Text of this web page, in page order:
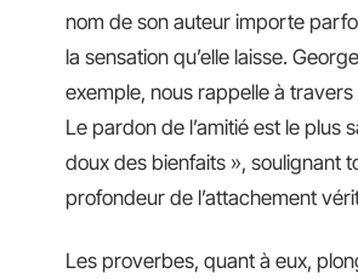
nom de son auteur importe
la sensation qu’elle laisse.
exemple, nous rappelle à travers
Le pardon de l’amitié est le plus
doux des bienfaits », soulignant
profondeur de l’attachement
Les proverbes, quant à eux,